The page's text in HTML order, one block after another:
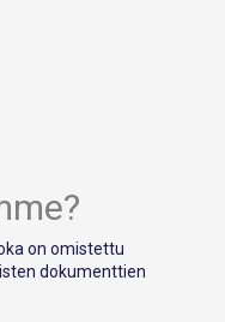
on omistettu
dokumenttien